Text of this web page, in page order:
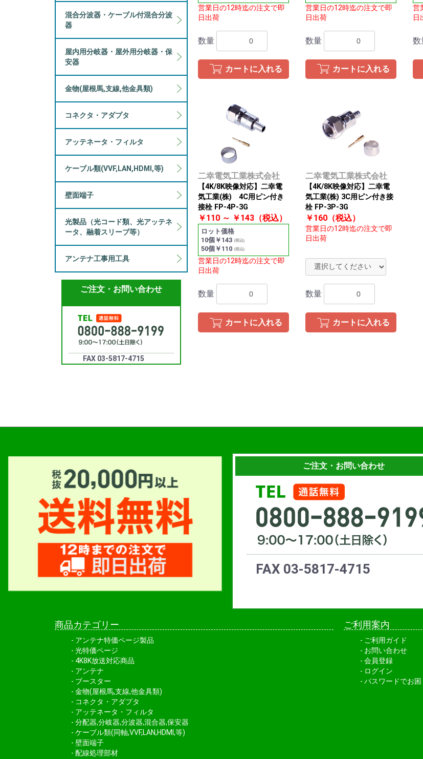
混合分波器・ケーブル付混合分波
器
屋内用分岐器・屋外用分岐器・保
安器
金物(屋根馬,支線,他金具類)
コネクタ・アダプタ
アッテネータ・フィルタ
ケーブル類(VVF,LAN,HDMI,等)
壁面端子
光製品（光コード類、光アッテネ
ータ、融着スリーブ等）
アンテナ工事用工具
ご注文・お問い合わせ
FAX 03-5817-4715
営業日の12時迄の注文で即
日出荷
数量
カートに入れる
営業日の12時迄の注文で即
日出荷
数量
カートに入れる
営
日
数
二幸電気工業株式会社
【4K/8K映像対応】二幸電
気工業(株) 4C用ピン付き
接栓 FP-4P-3G
￥110 ～ ￥143（税込）
ロット価格
10個￥143 (税込)
50個￥110 (税込)
営業日の12時迄の注文で即
日出荷
数量
カートに入れる
二幸電気工業株式会社
【4K/8K映像対応】二幸電
気工業(株) 3C用ピン付き接
栓 FP-3P-3G
￥160（税込）
営業日の12時迄の注文で即
日出荷
数量
カートに入れる
お買い物を続ける
ご注文・お問い合わせ
FAX 03-5817-4715
商品カテゴリー
アンテナ特価ページ製品
光特価ページ
4K8K放送対応商品
アンテナ
ブースター
金物(屋根馬,支線,他金具類)
コネクタ・アダプタ
アッテネータ・フィルタ
分配器,分岐器,分波器,混合器,保安器
ケーブル類(同軸,VVF,LAN,HDMI,等)
壁面端子
配線処理部材
ご利用案内
ご利用ガイド
お問い合わせ
会員登録
ログイン
パスワードでお